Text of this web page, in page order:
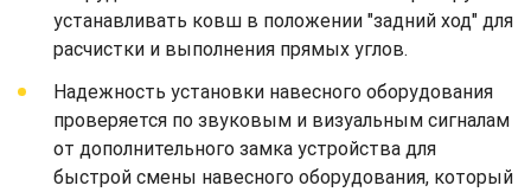
устанавливать ковш в положении "задний ход" для
расчистки и выполнения прямых углов.
Надежность установки навесного оборудования
проверяется по звуковым и визуальным сигналам
от дополнительного замка устройства для
быстрой смены навесного оборудования, который